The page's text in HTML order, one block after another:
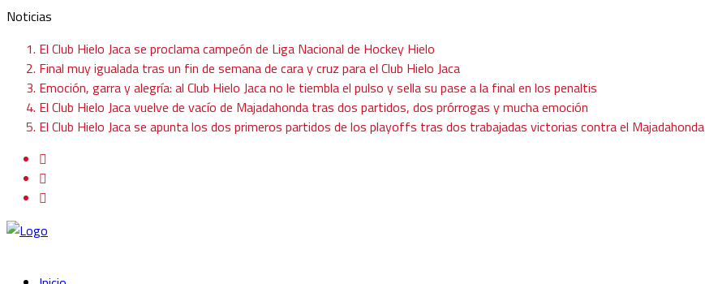
Noticias
El Club Hielo Jaca se proclama campeón de Liga Nacional de Hockey Hielo
Final muy igualada tras un fin de semana de cara y cruz para el Club Hielo Jaca
Emoción, garra y alegría: al Club Hielo Jaca no le tiembla el pulso y sella su pase a la final en los penaltis
El Club Hielo Jaca vuelve de vacío de Majadahonda tras dos partidos, dos prórrogas y mucha emoción
El Club Hielo Jaca se apunta los dos primeros partidos de los playoffs tras dos trabajadas victorias contra el Majadahonda